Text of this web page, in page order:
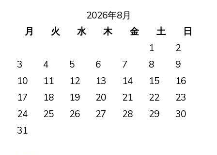
2026年8月
月
火 水 木 金 土
日
1
2
3
4 5 6 7 8
9
10
11 12 13 14 15
16
17
18 19 20 21 22
23
24
25 26 27 28 29
30
31